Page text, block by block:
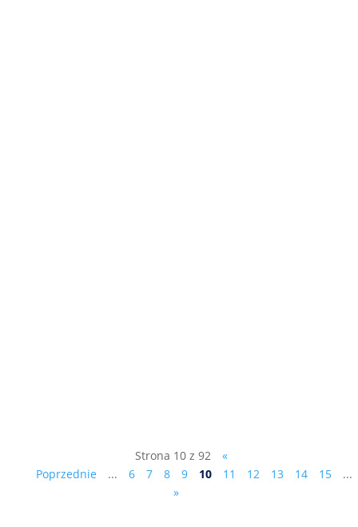
Strona 10 z 92
«
Poprzednie
... 6 7 8 9 10 11 12 13 14 15
...
»